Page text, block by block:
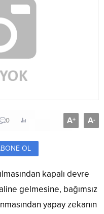
0 A+ A-
OL
kapalı devre
gelmesine, bağımsız
yapay zekanın